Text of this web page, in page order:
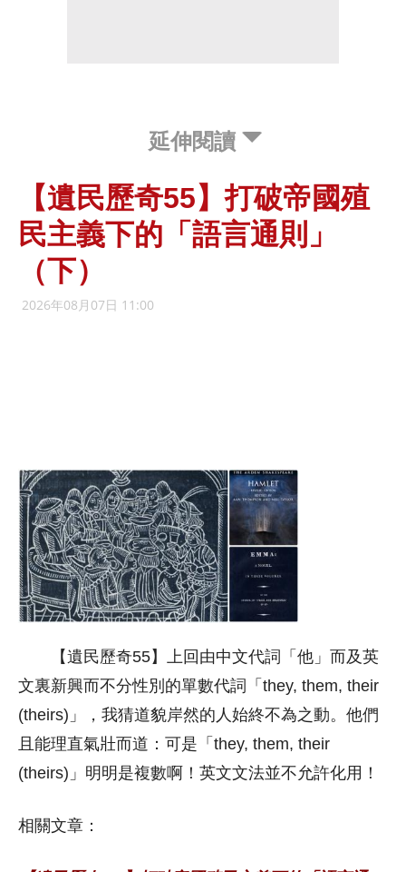
延伸閱讀
【遺民歷奇55】打破帝國殖
民主義下的「語言通則」
（下）
2026年08月07日 11:00
【遺民歷奇55】上回由中文代詞「他」而及英
文裏新興而不分性別的單數代詞「they, them, their
(theirs)」，我猜道貌岸然的人始終不為之動。他們
且能理直氣壯而道：可是「they, them, their
(theirs)」明明是複數啊！英文文法並不允許化用！
相關文章：